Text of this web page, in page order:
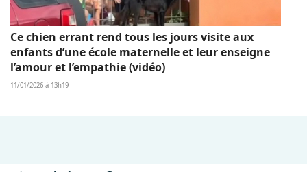
Ce chien errant rend tous les jours visite aux
enfants d’une école maternelle et leur enseigne
l’amour et l’empathie (vidéo)
11/01/2026 à 13h19